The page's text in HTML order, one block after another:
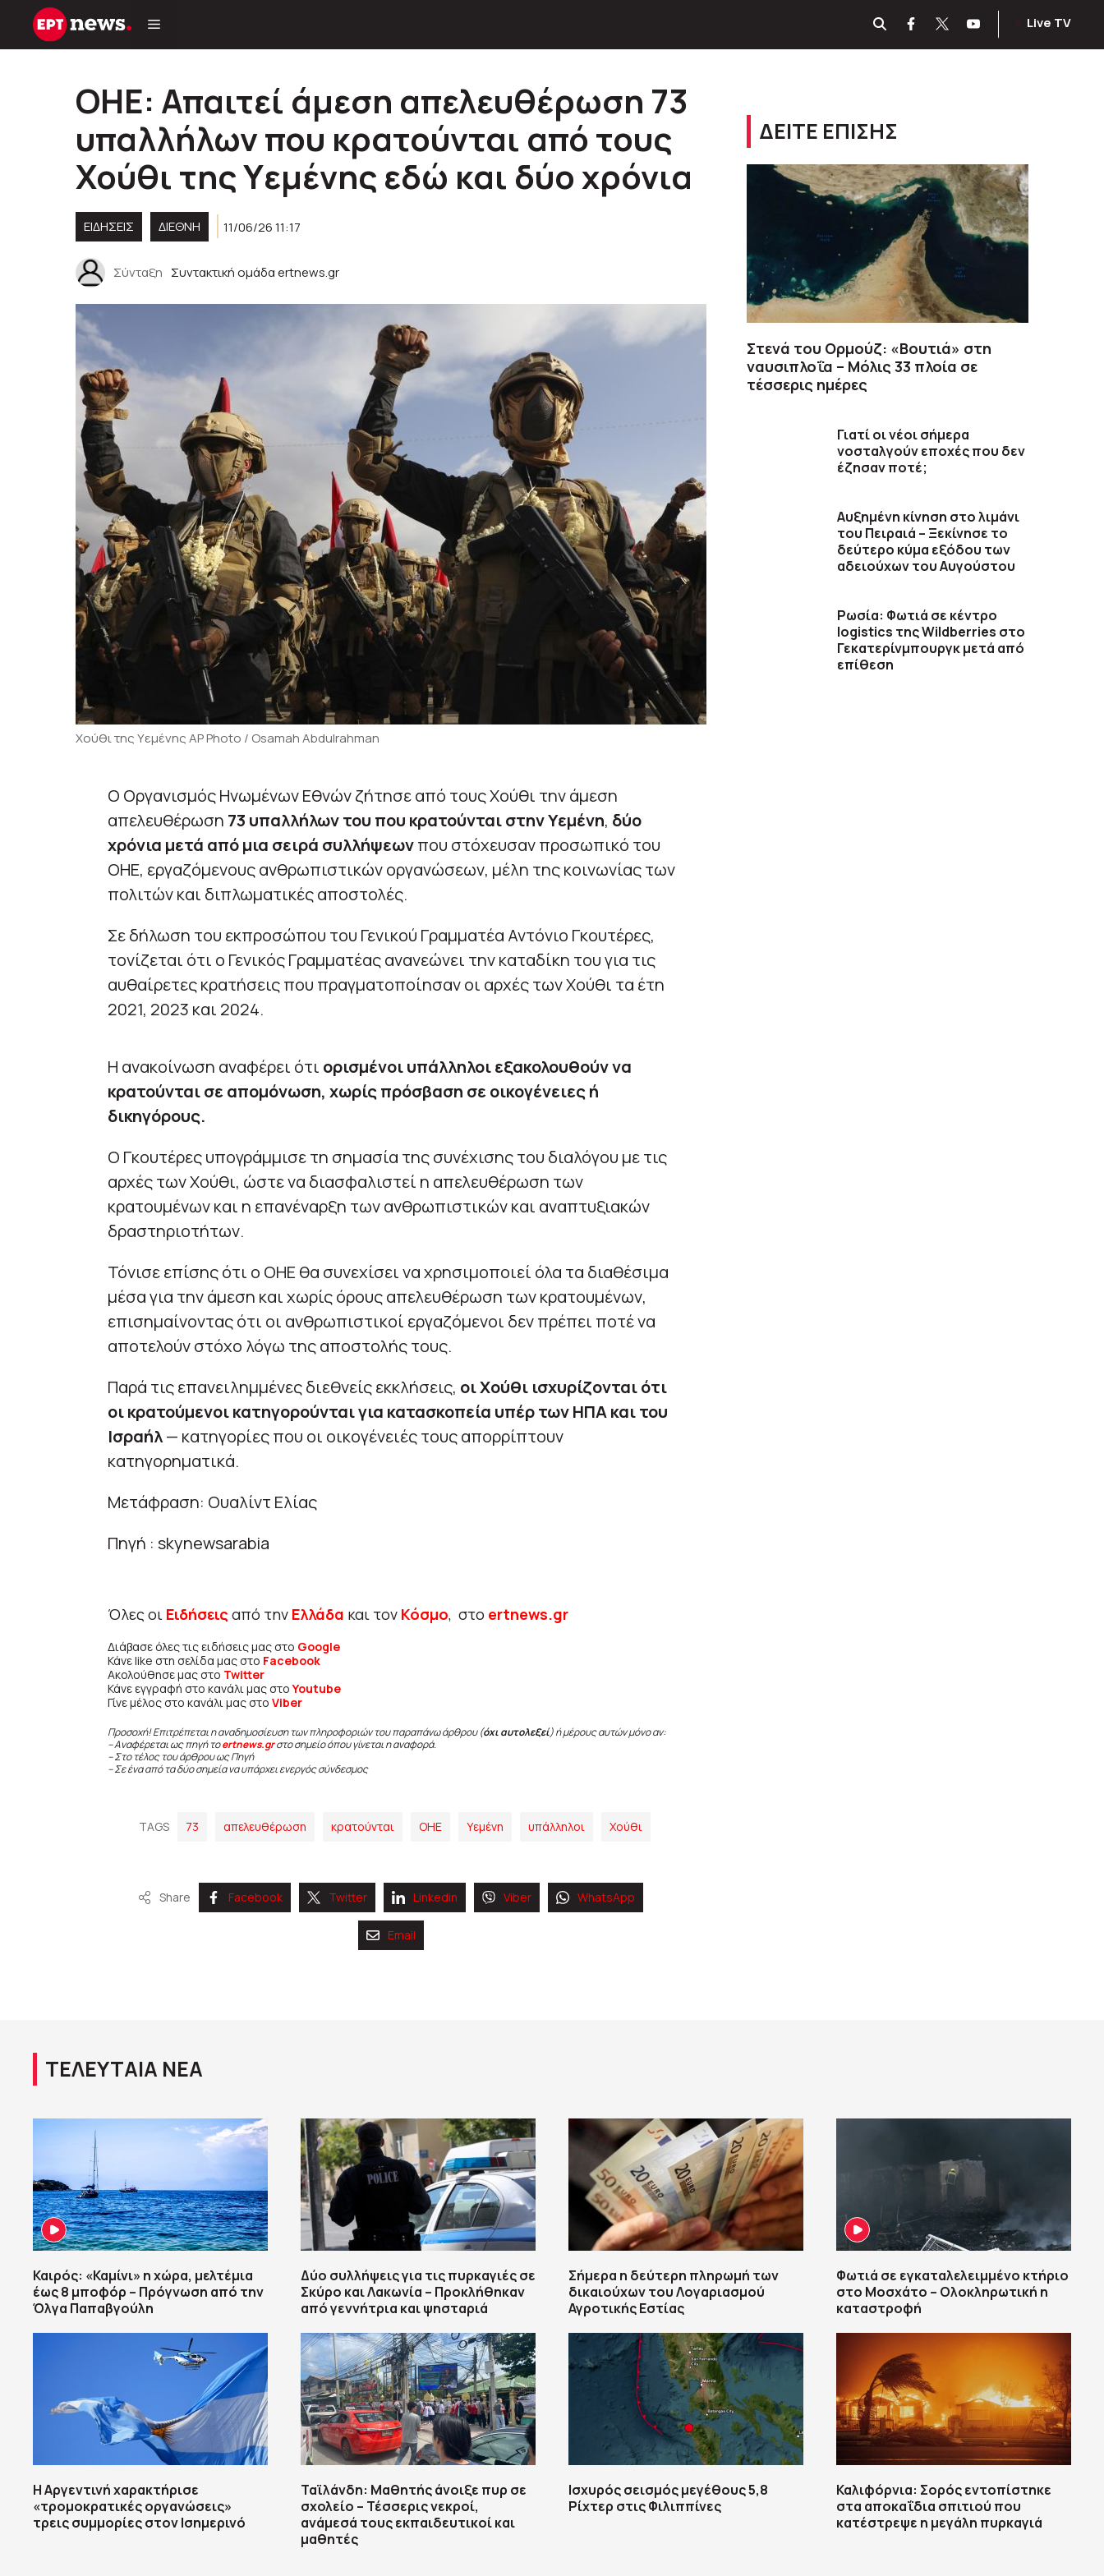
Μετάβαση
Live TV
ΟΗΕ: Απαιτεί άμεση απελευθέρωση 73
υπαλλήλων που κρατούνται από τους
Χούθι της Υεμένης εδώ και δύο χρόνια
ΕΙΔΗΣΕΙΣ ΔΙΕΘΝΗ 11/06/26 11:17
Σύνταξη Συντακτική ομάδα ertnews.gr
Χούθι της Υεμένης AP Photo / Osamah Abdulrahman
Ο Οργανισμός Ηνωμένων Εθνών ζήτησε από τους Χούθι την άμεση
απελευθέρωση 73 υπαλλήλων του που κρατούνται στην Υεμένη, δύο
χρόνια μετά από μια σειρά συλλήψεωνπου στόχευσαν προσωπικό του
ΟΗΕ, εργαζόμενους ανθρωπιστικών οργανώσεων, μέλη της κοινωνίας των
πολιτών και διπλωματικές αποστολές.
Σε δήλωση του εκπροσώπου του Γενικού Γραμματέα Αντόνιο Γκουτέρες,
τονίζεται ότι ο Γενικός Γραμματέας ανανεώνει την καταδίκη του για τις
αυθαίρετες κρατήσεις που πραγματοποίησαν οι αρχές των Χούθι τα έτη
2021, 2023 και 2024.
Η ανακοίνωση αναφέρει ότι ορισμένοι υπάλληλοι εξακολουθούν να
κρατούνται σε απομόνωση, χωρίς πρόσβαση σε οικογένειες ή
δικηγόρους.
Ο Γκουτέρες υπογράμμισε τη σημασία της συνέχισης του διαλόγου με τις
αρχές των Χούθι, ώστε να διασφαλιστεί η απελευθέρωση των
κρατουμένων και η επανέναρξη των ανθρωπιστικών και αναπτυξιακών
δραστηριοτήτων.
Τόνισε επίσης ότι ο ΟΗΕ θα συνεχίσει να χρησιμοποιεί όλα τα διαθέσιμα
μέσα για την άμεση και χωρίς όρους απελευθέρωση των κρατουμένων,
επισημαίνοντας ότι οι ανθρωπιστικοί εργαζόμενοι δεν πρέπει ποτέ να
αποτελούν στόχο λόγω της αποστολής τους.
Παρά τις επανειλημμένες διεθνείς εκκλήσεις, οι Χούθι ισχυρίζονται ότι
οι κρατούμενοι κατηγορούνται για κατασκοπεία υπέρ των ΗΠΑ και του
Ισραήλ— κατηγορίες που οι οικογένειές τους απορρίπτουν
κατηγορηματικά.
Μετάφραση: Ουαλίντ Ελίας
Πηγή : skynewsarabia
Όλες οι Ειδήσεις από την Ελλάδα και τον Κόσμο, στο ertnews.gr
Διάβασε όλες τις ειδήσεις μας στο Google
Κάνε like στη σελίδα μας στο Facebook
Ακολούθησε μας στο Twitter
Κάνε εγγραφή στο κανάλι μας στοYoutube
Γίνε μέλος στο κανάλι μας στο Viber
Προσοχή! Επιτρέπεται η αναδημοσίευση των πληροφοριών του παραπάνω άρθρου (όχι αυτολεξεί) ή μέρους αυτών μόνο αν:
– Αναφέρεται ως πηγή τοertnews.gr στο σημείο όπου γίνεται η αναφορά.
– Στο τέλος του άρθρου ως Πηγή
– Σε ένα από τα δύο σημεία να υπάρχει ενεργός σύνδεσμος
TAGS 73 απελευθέρωση κρατούνται ΟΗΕ Υεμένη υπάλληλοι Χούθι
Share Facebook Twitter Linkedin Viber WhatsApp
Email
ΔΕΙΤΕ ΕΠΙΣΗΣ
Στενά του Ορμούζ: «Βουτιά» στη
ναυσιπλοΐα – Μόλις 33 πλοία σε
τέσσερις ημέρες
Γιατί οι νέοι σήμερα
νοσταλγούν εποχές που δεν
έζησαν ποτέ;
Αυξημένη κίνηση στο λιμάνι
του Πειραιά – Ξεκίνησε το
δεύτερο κύμα εξόδου των
αδειούχων του Αυγούστου
Ρωσία: Φωτιά σε κέντρο
logistics της Wildberries στο
Γεκατερίνμπουργκ μετά από
επίθεση
ΤΕΛΕΥΤΑΙΑ ΝΕΑ
Καιρός: «Καμίνι» η χώρα, μελτέμια
έως 8 μποφόρ – Πρόγνωση από την
Όλγα Παπαβγούλη
Η Αργεντινή χαρακτήρισε
«τρομοκρατικές οργανώσεις»
τρεις συμμορίες στον Ισημερινό
Δύο συλλήψεις για τις πυρκαγιές σε
Σκύρο και Λακωνία – Προκλήθηκαν
από γεννήτρια και ψησταριά
Ταϊλάνδη: Μαθητής άνοιξε πυρ σε
σχολείο – Τέσσερις νεκροί,
ανάμεσά τους εκπαιδευτικοί και
μαθητές
Σήμερα η δεύτερη πληρωμή των
δικαιούχων του Λογαριασμού
Αγροτικής Εστίας
Ισχυρός σεισμός μεγέθους 5,8
Ρίχτερ στις Φιλιππίνες
Φωτιά σε εγκαταλελειμμένο κτήριο
στο Μοσχάτο – Ολοκληρωτική η
καταστροφή
Καλιφόρνια: Σορός εντοπίστηκε
στα αποκαΐδια σπιτιού που
κατέστρεψε η μεγάλη πυρκαγιά